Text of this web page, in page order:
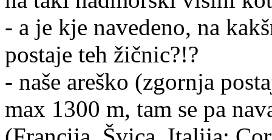
- a je kje navedeno, na
postaje teh žičnic?!?
- naše areško (zgornja
max 1300 m, tam se pa